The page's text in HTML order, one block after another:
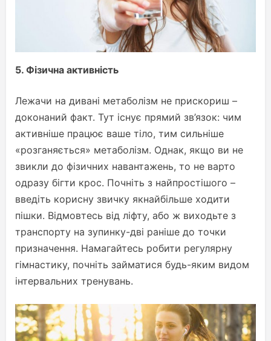
5. Фізична активність
Лежачи на дивані метаболізм не прискориш –
доконаний факт. Тут існує прямий зв’язок: чим
активніше працює ваше тіло, тим сильніше
«розганяється» метаболізм. Однак, якщо ви не
звикли до фізичних навантажень, то не варто
одразу бігти крос. Почніть з найпростішого –
введіть корисну звичку якнайбільше ходити
пішки. Відмовтесь від ліфту, або ж виходьте з
транспорту на зупинку-дві раніше до точки
призначення. Намагайтесь робити регулярну
гімнастику, почніть займатися будь-яким видом
інтервальних тренувань.